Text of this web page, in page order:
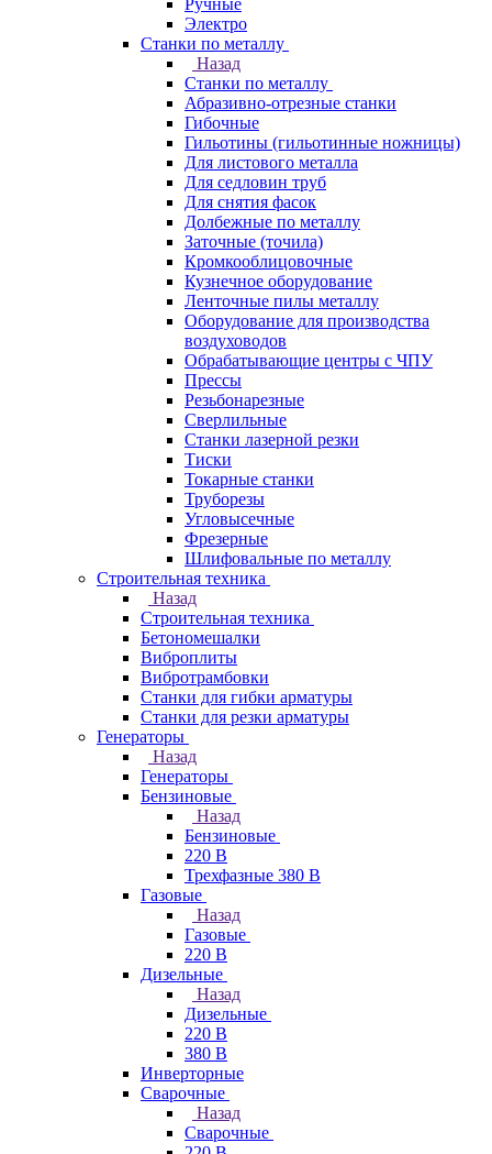
Ручные
Электро
Станки по металлу
Назад
Станки по металлу
Абразивно-отрезные станки
Гибочные
Гильотины (гильотинные ножницы)
Для листового металла
Для седловин труб
Для снятия фасок
Долбежные по металлу
Заточные (точила)
Кромкооблицовочные
Кузнечное оборудование
Ленточные пилы металлу
Оборудование для производства
воздуховодов
Обрабатывающие центры с ЧПУ
Прессы
Резьбонарезные
Сверлильные
Станки лазерной резки
Тиски
Токарные станки
Труборезы
Угловысечные
Фрезерные
Шлифовальные по металлу
Строительная техника
Назад
Строительная техника
Бетономешалки
Виброплиты
Вибротрамбовки
Станки для гибки арматуры
Станки для резки арматуры
Генераторы
Назад
Генераторы
Бензиновые
Назад
Бензиновые
220 В
Трехфазные 380 В
Газовые
Назад
Газовые
220 В
Дизельные
Назад
Дизельные
220 В
380 В
Инверторные
Сварочные
Назад
Сварочные